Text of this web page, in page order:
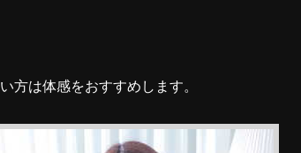
方は体感をおすすめします。